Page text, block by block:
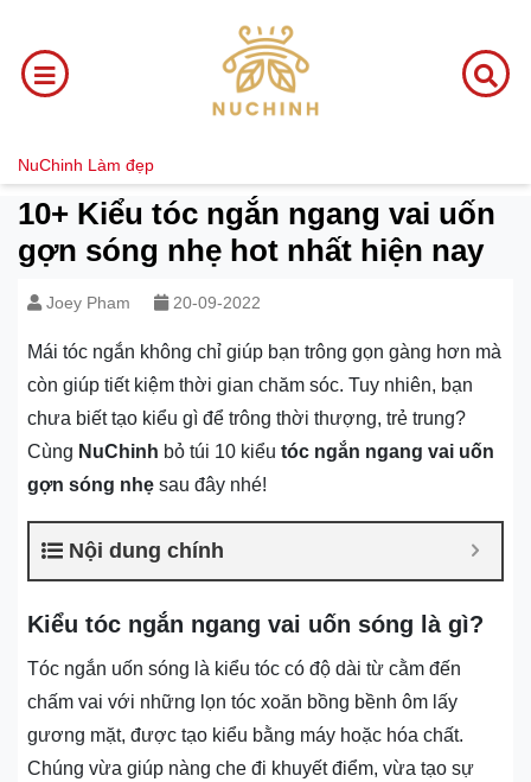
NuChinh Làm đẹp
10+ Kiểu tóc ngắn ngang vai uốn
gợn sóng nhẹ hot nhất hiện nay
Joey Pham 20-09-2022
Mái tóc ngắn không chỉ giúp bạn trông gọn gàng hơn mà
còn giúp tiết kiệm thời gian chăm sóc. Tuy nhiên, bạn
chưa biết tạo kiểu gì để trông thời thượng, trẻ trung?
Cùng NuChinh bỏ túi 10 kiểu tóc ngắn ngang vai uốn
gợn sóng nhẹ sau đây nhé!
Nội dung chính
Kiểu tóc ngắn ngang vai uốn sóng là gì?
Tóc ngắn uốn sóng là kiểu tóc có độ dài từ cằm đến
chấm vai với những lọn tóc xoăn bồng bềnh ôm lấy
gương mặt, được tạo kiểu bằng máy hoặc hóa chất.
Chúng vừa giúp nàng che đi khuyết điểm, vừa tạo sự